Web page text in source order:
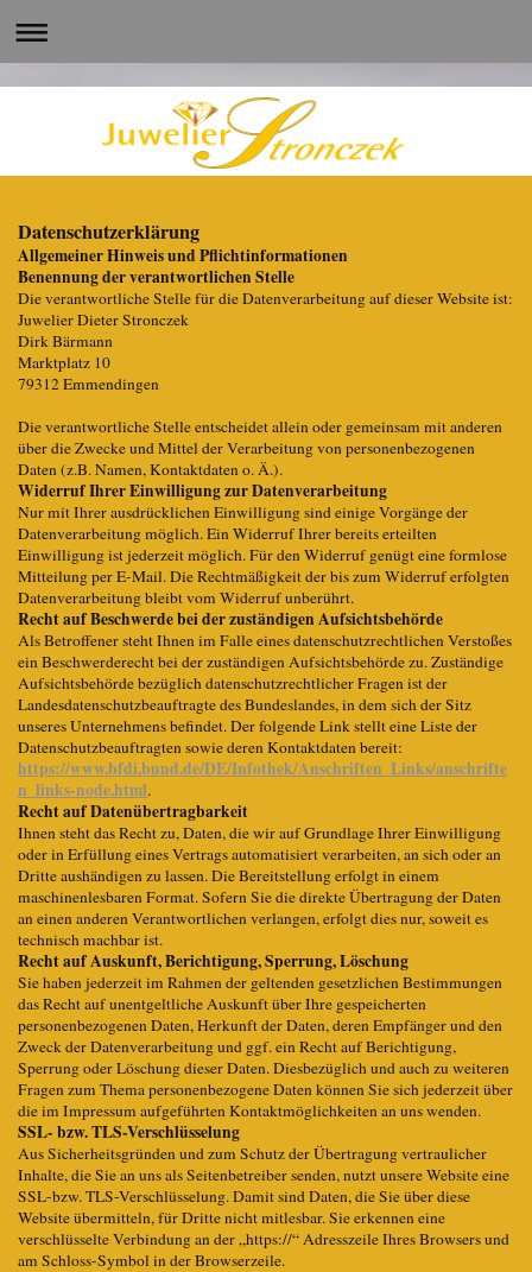
Datenschutzerklärung
Allgemeiner Hinweis und Pflichtinformationen
Benennung der verantwortlichen Stelle
Die verantwortliche Stelle für die Datenverarbeitung auf dieser Website ist:
Juwelier Dieter Stronczek
Dirk Bärmann
Marktplatz 10
79312 Emmendingen
Die verantwortliche Stelle entscheidet allein oder gemeinsam mit anderen
über die Zwecke und Mittel der Verarbeitung von personenbezogenen
Daten (z.B. Namen, Kontaktdaten o. Ä.).
Widerruf Ihrer Einwilligung zur Datenverarbeitung
Nur mit Ihrer ausdrücklichen Einwilligung sind einige Vorgänge der
Datenverarbeitung möglich. Ein Widerruf Ihrer bereits erteilten
Einwilligung ist jederzeit möglich. Für den Widerruf genügt eine formlose
Mitteilung per E-Mail. Die Rechtmäßigkeit der bis zum Widerruf erfolgten
Datenverarbeitung bleibt vom Widerruf unberührt.
Recht auf Beschwerde bei der zuständigen Aufsichtsbehörde
Als Betroffener steht Ihnen im Falle eines datenschutzrechtlichen Verstoßes
ein Beschwerderecht bei der zuständigen Aufsichtsbehörde zu. Zuständige
Aufsichtsbehörde bezüglich datenschutzrechtlicher Fragen ist der
Landesdatenschutzbeauftragte des Bundeslandes, in dem sich der Sitz
unseres Unternehmens befindet. Der folgende Link stellt eine Liste der
Datenschutzbeauftragten sowie deren Kontaktdaten bereit:
https://www.bfdi.bund.de/DE/Infothek/Anschriften_Links/anschrifte
n_links-node.html.
Recht auf Datenübertragbarkeit
Ihnen steht das Recht zu, Daten, die wir auf Grundlage Ihrer Einwilligung
oder in Erfüllung eines Vertrags automatisiert verarbeiten, an sich oder an
Dritte aushändigen zu lassen. Die Bereitstellung erfolgt in einem
maschinenlesbaren Format. Sofern Sie die direkte Übertragung der Daten
an einen anderen Verantwortlichen verlangen, erfolgt dies nur, soweit es
technisch machbar ist.
Recht auf Auskunft, Berichtigung, Sperrung, Löschung
Sie haben jederzeit im Rahmen der geltenden gesetzlichen Bestimmungen
das Recht auf unentgeltliche Auskunft über Ihre gespeicherten
personenbezogenen Daten, Herkunft der Daten, deren Empfänger und den
Zweck der Datenverarbeitung und ggf. ein Recht auf Berichtigung,
Sperrung oder Löschung dieser Daten. Diesbezüglich und auch zu weiteren
Fragen zum Thema personenbezogene Daten können Sie sich jederzeit über
die im Impressum aufgeführten Kontaktmöglichkeiten an uns wenden.
SSL- bzw. TLS-Verschlüsselung
Aus Sicherheitsgründen und zum Schutz der Übertragung vertraulicher
Inhalte, die Sie an uns als Seitenbetreiber senden, nutzt unsere Website eine
SSL-bzw. TLS-Verschlüsselung. Damit sind Daten, die Sie über diese
Website übermitteln, für Dritte nicht mitlesbar. Sie erkennen eine
verschlüsselte Verbindung an der „https://“ Adresszeile Ihres Browsers und
am Schloss-Symbol in der Browserzeile.